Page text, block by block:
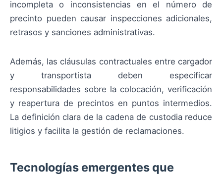
incompleta o inconsistencias en el número de
precinto pueden causar inspecciones adicionales,
retrasos y sanciones administrativas.
Además, las cláusulas contractuales entre cargador
y transportista deben especificar
responsabilidades sobre la colocación, verificación
y reapertura de precintos en puntos intermedios.
La definición clara de la cadena de custodia reduce
litigios y facilita la gestión de reclamaciones.
Tecnologías emergentes que